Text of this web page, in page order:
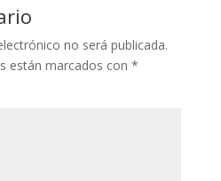
no será publicada.
están marcados con *